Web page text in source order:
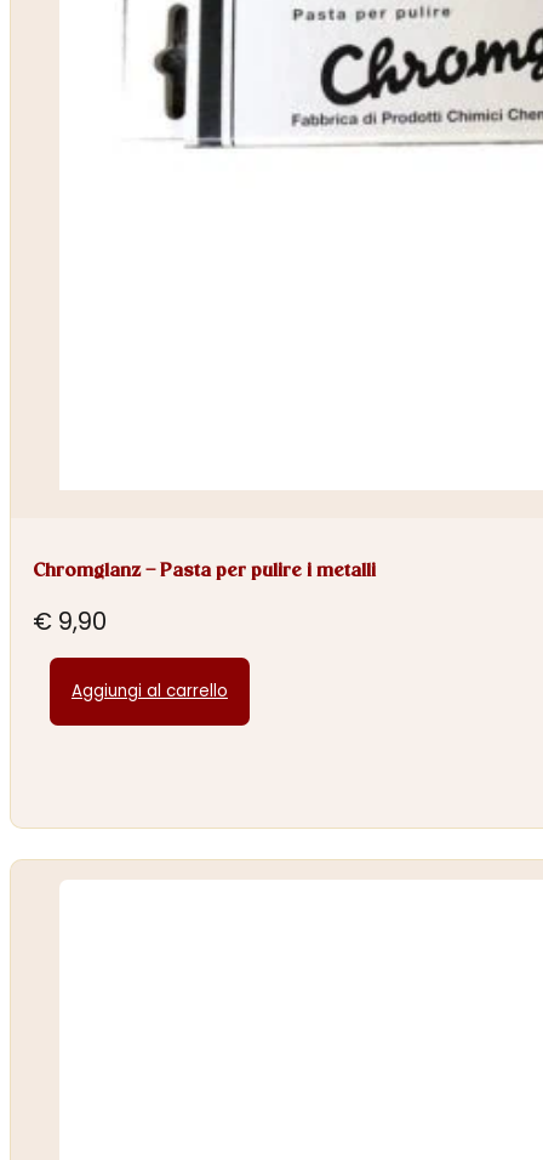
Chromglanz – Pasta per pulire i metalli
€ 9,90
Aggiungi al carrello